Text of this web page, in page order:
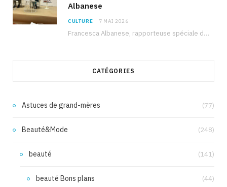
Albanese
CULTURE 7 MAI 2026
Francesca Albanese, rapporteuse spéciale de l’ONU sur les territoires palestiniens occupés, était à Tunis pour…
CATÉGORIES
Astuces de grand-mères (77)
Beauté&Mode (248)
beauté (141)
beauté Bons plans (44)